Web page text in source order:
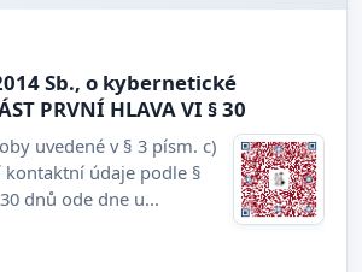
Sb., o kybernetické
PRVNÍ HLAVA VI § 30
uvedené v § 3 písm. c)
kontaktní údaje podle §
dnů ode dne u...